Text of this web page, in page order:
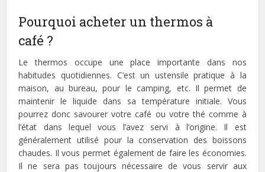
Pourquoi acheter un thermos à
café ?
Le thermos occupe une place importante dans nos
habitudes quotidiennes. C’est un ustensile pratique à la
maison, au bureau, pour le camping, etc. Il permet de
maintenir le liquide dans sa température initiale. Vous
pourrez donc savourer votre café ou votre thé comme à
l’état dans lequel vous l’avez servi à l’origine. Il est
généralement utilisé pour la conservation des boissons
chaudes. Il vous permet également de faire les économies.
Il ne sera pas toujours nécessaire de vous servir aux